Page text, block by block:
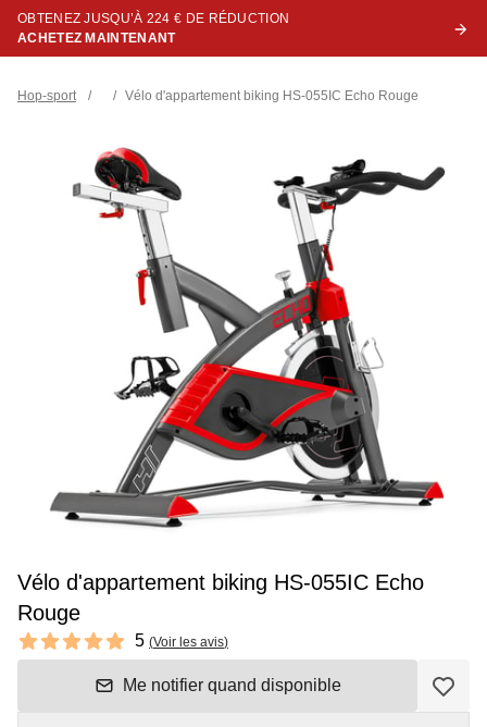
OBTENEZ JUSQU’À 224 € DE RÉDUCTION
ACHETEZ MAINTENANT
Hop-sport / / Vélo d'appartement biking HS-055IC Echo Rouge
Vélo d'appartement biking HS-055IC Echo
Rouge
Reviews
5 out of 5 stars 5 (Voir les avis)
Me notifier quand disponible